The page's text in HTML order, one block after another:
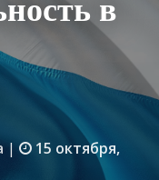
в
|
15 октября,